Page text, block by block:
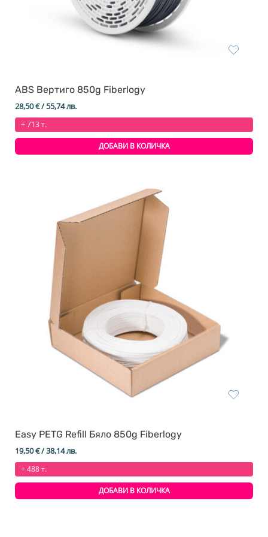
ABS Вертиго 850g Fiberlogy
28,50€/ 55,74 лв.
+ 713 т.
ДОБАВИ В КОЛИЧКА
Easy PETG Refill Бяло 850g Fiberlogy
19,50€/ 38,14 лв.
+ 488 т.
ДОБАВИ В КОЛИЧКА